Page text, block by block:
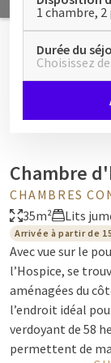
1 chambre,
Durée du
Choisissez
Chambre
CHAMBRES
35m²
Lits
Arrivée à partir de
Avec vue sur le
l’Hospice, se
aménagées du
l’endroit idéal
verdoyant de 58
permettent de